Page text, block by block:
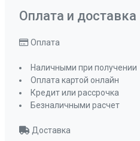
Отсек для овощей
Выдвижные ящики
Объем
Мощность замораживания
Емкость для льда
Оплата и доставка
Оплата
Наличными при получении
Оплата картой онлайн
Кредит или рассрочка
Безналичными расчет
Доставка